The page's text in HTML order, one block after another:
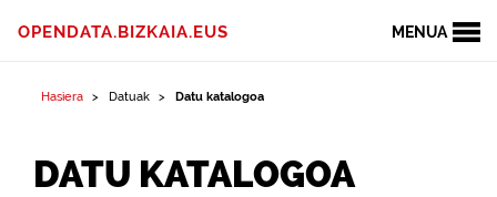
MENUA
OPENDATA.BIZKAIA.EUS
Hasiera Datuak Datu katalogoa
DATU KATALOGOA